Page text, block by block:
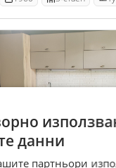
данни
партньори